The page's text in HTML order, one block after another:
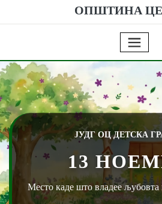
ОПШТИНА
ЈУДГ ОЦ ДЕТСКА
13
Место каде што владее љубовта